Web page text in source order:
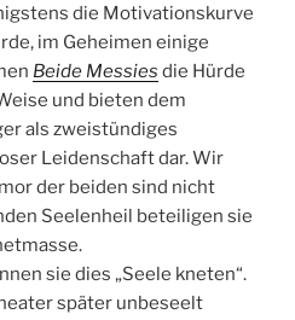
die Motivationskurve
im Geheimen einige
Beide Messies die Hürde
und bieten dem
als zweistündiges
Leidenschaft dar. Wir
der beiden sind nicht
Seelenheil beteiligen sie
sie dies „Seele kneten“.
später unbeseelt